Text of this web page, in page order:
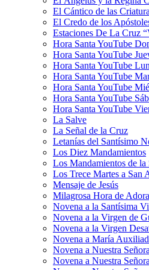
El Cántico de las
El Credo de los
Estaciones De La Cruz
Hora Santa YouTube
Hora Santa YouTube
Hora Santa YouTube
Hora Santa YouTube
Hora Santa YouTube
Hora Santa YouTube
Hora Santa YouTube
La Salve
La Señal de la Cruz
Letanías del Santísimo
Los Diez Mandamientos
Los Mandamientos de la
Los Trece Martes a San
Mensaje de Jesús
Milagrosa Hora de
Novena a la Santísima
Novena a la Virgen de
Novena a la Virgen
Novena a María
Novena a Nuestra
Novena a Nuestra